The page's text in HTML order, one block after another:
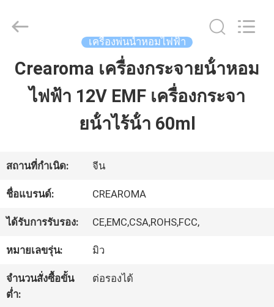
บ้าน
วิดีโอ
เกี่ยว
Meter
Rights
Developed
เครื่องพ่นน้ำหอมไฟฟ้า
Crearoma เครื่องกระจายน้ําหอม
ไฟฟ้า 12V EMF เครื่องกระจา
ยน้ําไร้น้ํา 60ml
สถานที่กำเนิด: จีน
ชื่อแบรนด์: CREAROMA
ได้รับการรับรอง: CE,EMC,CSA,ROHS,FCC,
หมายเลขรุ่น: มิว
จำนวนสั่งซื้อขั้น
ต่ำ:
ต่อรองได้